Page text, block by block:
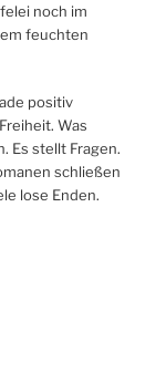
noch im
feuchten
positiv
Was
Es stellt Fragen.
schließen
lose Enden.